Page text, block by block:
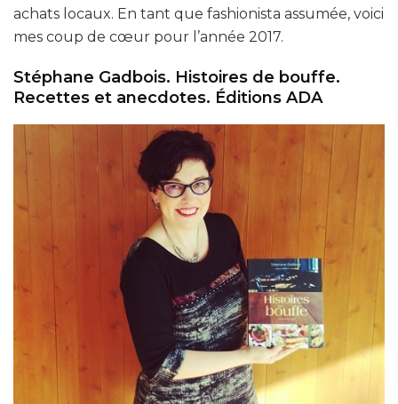
achats locaux. En tant que fashionista assumée, voici
mes coup de cœur pour l’année 2017.
Stéphane Gadbois. Histoires de bouffe.
Recettes et anecdotes. Éditions ADA